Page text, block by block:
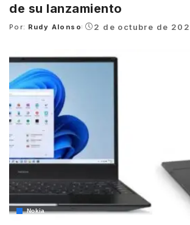
de su lanzamiento
Posted
Por: Rudy Alonso 2 de octubre de
Nokia